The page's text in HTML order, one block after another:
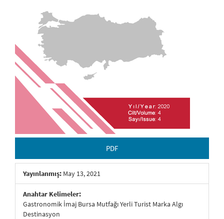
PDF
Yayınlanmış: May 13, 2021
Anahtar Kelimeler:
Gastronomik İmaj Bursa Mutfağı Yerli Turist Marka Algı
Destinasyon